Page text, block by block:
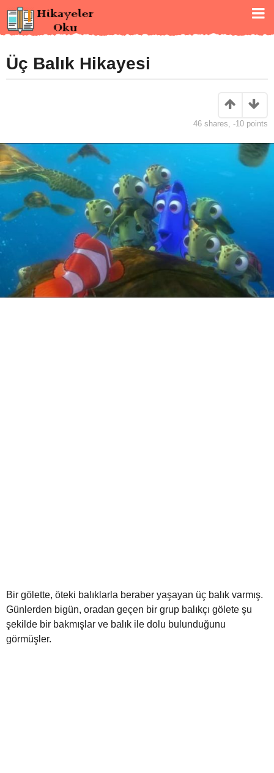
Üç Balık Hikayesi
46 shares, -10 points
Bir gölette, öteki balıklarla beraber yaşayan üç balık varmış.
Günlerden bigün, oradan geçen bir grup balıkçı gölete şu
şekilde bir bakmışlar ve balık ile dolu bulunduğunu
görmüşler.